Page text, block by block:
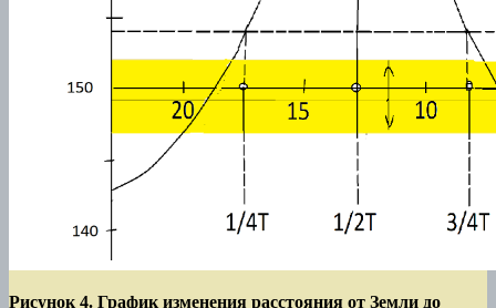
Рисунок 4. График изменения расстояния от Земли до